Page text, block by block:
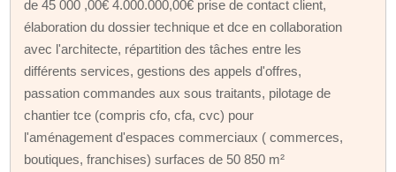
de 45 000 ,00€ 4.000.000,00€ prise de contact client,
élaboration du dossier technique et dce en collaboration
avec l'architecte, répartition des tâches entre les
différents services, gestions des appels d'offres,
passation commandes aux sous traitants, pilotage de
chantier tce (compris cfo, cfa, cvc) pour
l'aménagement d'espaces commerciaux ( commerces,
boutiques, franchises) surfaces de 50 850 m²